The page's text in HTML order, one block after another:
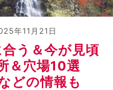
年11月21日
う＆今が見頃
＆穴場10選
どの情報も